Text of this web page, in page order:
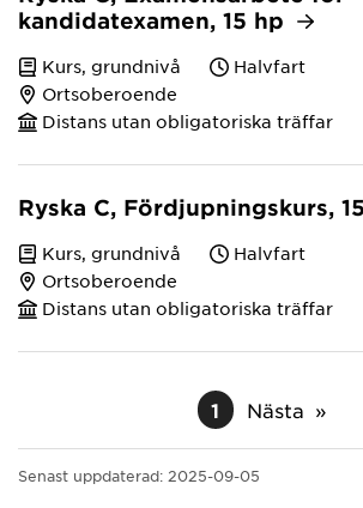
kandidatexamen, 15 hp
Kurs, grundnivå
Halvfart
Ortsoberoende
Distans utan obligatoriska träffar
Ryska C, Fördjupningskurs,
Kurs, grundnivå
Halvfart
Ortsoberoende
Distans utan obligatoriska träffar
1 Nästa
Senast uppdaterad: 2025-09-05